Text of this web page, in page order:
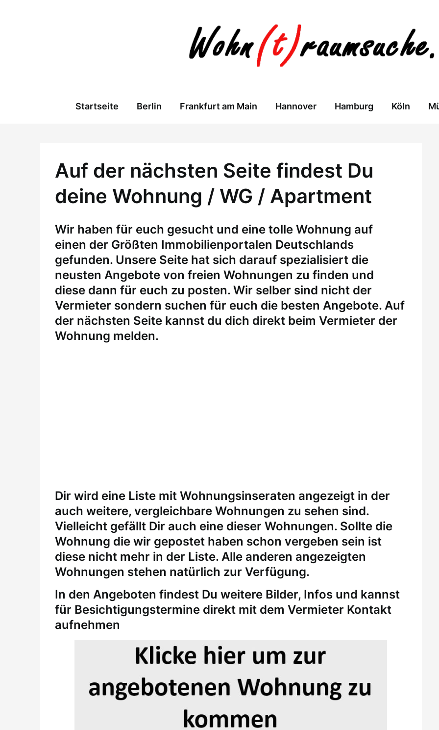
Startseite Berlin Frankfurt am Main Hannover Hamburg Köln
Auf der nächsten Seite findest Du
deine Wohnung / WG / Apartment
Wir haben für euch gesucht und eine tolle Wohnung auf
einen der Größten Immobilienportalen Deutschlands
gefunden. Unsere Seite hat sich darauf spezialisiert die
neusten Angebote von freien Wohnungen zu finden und
diese dann für euch zu posten. Wir selber sind nicht der
Vermieter sondern suchen für euch die besten Angebote. Auf
der nächsten Seite kannst du dich direkt beim Vermieter der
Wohnung melden.
Dir wird eine Liste mit Wohnungsinseraten angezeigt in der
auch weitere, vergleichbare Wohnungen zu sehen sind.
Vielleicht gefällt Dir auch eine dieser Wohnungen. Sollte die
Wohnung die wir gepostet haben schon vergeben sein ist
diese nicht mehr in der Liste. Alle anderen angezeigten
Wohnungen stehen natürlich zur Verfügung.
In den Angeboten findest Du weitere Bilder, Infos und kannst
für Besichtigungstermine direkt mit dem Vermieter Kontakt
aufnehmen